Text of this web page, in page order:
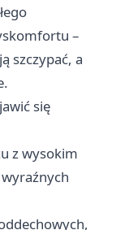
–
szczypać, a
się
z wysokim